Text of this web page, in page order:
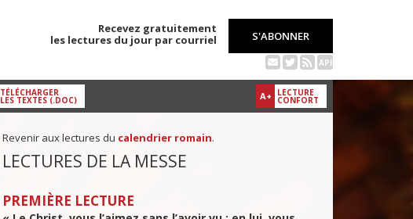
Recevez gratuitement
les lectures du jour par courriel
S'ABONNER
API
A+ LECTURE
CONFORT
TÉLÉCHARGER
LES TEXTES (.DOC)
Revenir aux lectures du calendrier romain.
LECTURES DE LA MESSE
PREMIÈRE LECTURE